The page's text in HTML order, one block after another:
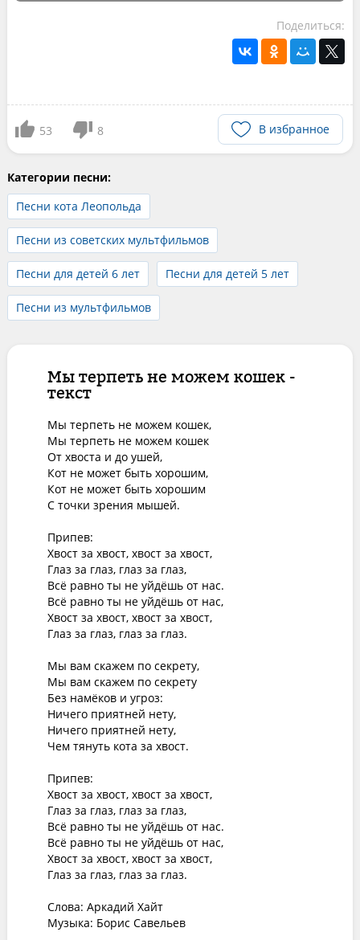
Поделиться:
53 8 В избранное
Категории песни:
Песни кота Леопольда
Песни из советских мультфильмов
Песни для детей 6 лет Песни для детей 5 лет
Песни из мультфильмов
Мы терпеть не можем кошек -
текст
Мы терпеть не можем кошек,
Мы терпеть не можем кошек
От хвоста и до ушей,
Кот не может быть хорошим,
Кот не может быть хорошим
С точки зрения мышей.
Припев:
Хвост за хвост, хвост за хвост,
Глаз за глаз, глаз за глаз,
Всё равно ты не уйдёшь от нас.
Всё равно ты не уйдёшь от нас,
Хвост за хвост, хвост за хвост,
Глаз за глаз, глаз за глаз.
Мы вам скажем по секрету,
Мы вам скажем по секрету
Без намёков и угроз:
Ничего приятней нету,
Ничего приятней нету,
Чем тянуть кота за хвост.
Припев:
Хвост за хвост, хвост за хвост,
Глаз за глаз, глаз за глаз,
Всё равно ты не уйдёшь от нас.
Всё равно ты не уйдёшь от нас,
Хвост за хвост, хвост за хвост,
Глаз за глаз, глаз за глаз.
Слова: Аркадий Хайт
Музыка: Борис Савельев